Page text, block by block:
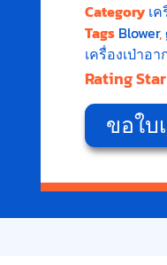
Category เ
Tags Blower,
เครื่องเป่าอ
Rating Star
ขอใบ